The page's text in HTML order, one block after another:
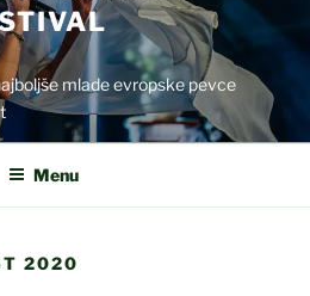
mlade evropske pevce
Menu
2020